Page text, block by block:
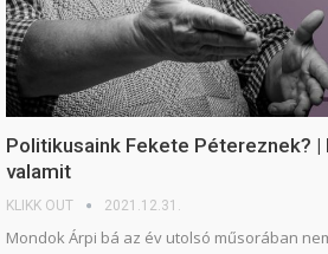
Politikusaink Fekete Pétereznek?
valamit
KLIKK OUT 2021.12.31.
Mondok Árpi bá az év utolsó műsorában